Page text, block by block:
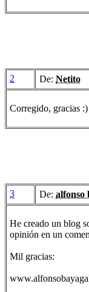
2 De: Netito
Corregido, gracias :)
3 De: alfonso
He creado un blog
opinión en un
Mil gracias: